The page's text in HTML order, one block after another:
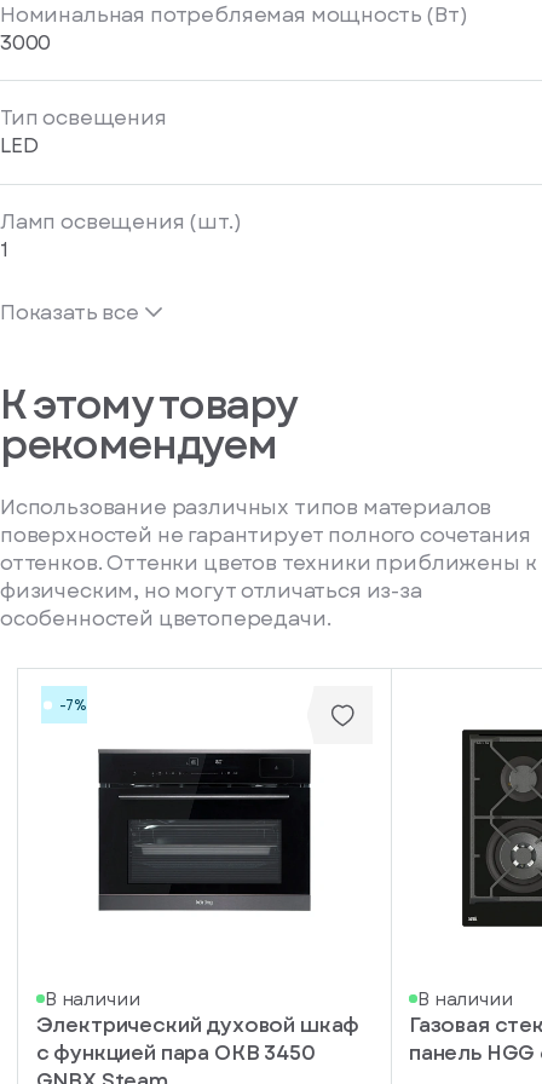
Номинальная потребляемая мощность (Вт)
3000
Тип освещения
LED
Ламп освещения (шт.)
1
Показать все
К этому товару
рекомендуем
Использование различных типов материалов
поверхностей не гарантирует полного сочетания
оттенков. Оттенки цветов техники приближены к
физическим, но могут отличаться из-за
особенностей цветопередачи.
-7%
В наличии
Электрический духовой шкаф
c функцией пара OKB 3450
В наличии
Газовая
панель